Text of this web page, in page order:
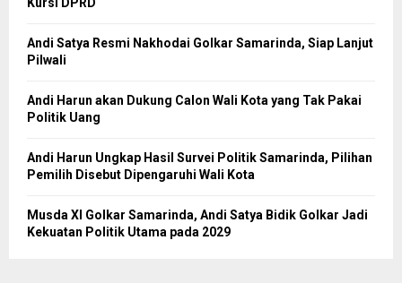
Andi Satya Resmi Nakhodai Golkar Samarinda, Siap Lanjut
Pilwali
Andi Harun akan Dukung Calon Wali Kota yang Tak Pakai
Politik Uang
Andi Harun Ungkap Hasil Survei Politik Samarinda, Pilihan
Pemilih Disebut Dipengaruhi Wali Kota
Musda XI Golkar Samarinda, Andi Satya Bidik Golkar Jadi
Kekuatan Politik Utama pada 2029